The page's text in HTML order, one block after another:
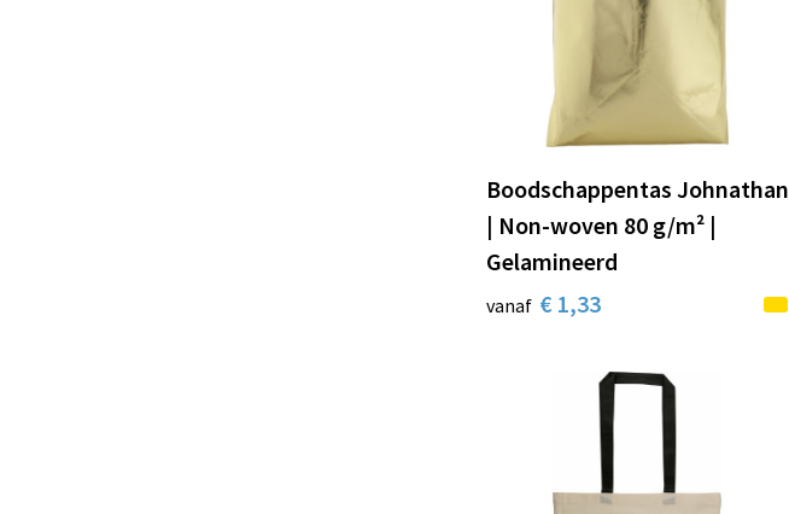
Boodschappentas Johnathan
| Non-woven 80 g/m² |
Gelamineerd
vanaf € 1,33